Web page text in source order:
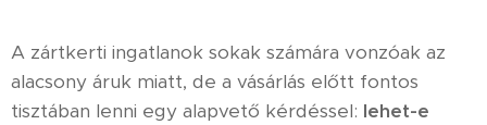
A zártkerti ingatlanok sokak számára vonzóak az
alacsony áruk miatt, de a vásárlás előtt fontos
tisztában lenni egy alapvető kérdéssel: lehet-e